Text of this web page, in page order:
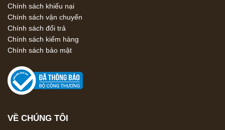
Chính sách khiếu nại
Chính sách vận chuyển
Chính sách đổi trả
Chính sách kiểm hàng
Chính sách bảo mật
VỀ CHÚNG TÔI